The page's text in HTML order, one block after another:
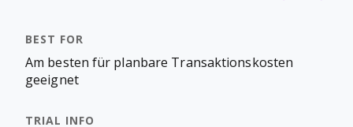
Am besten für planbare Transaktionskosten
geeignet